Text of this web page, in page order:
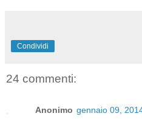
Condividi
24 commenti:
Anonimo gennaio 09,